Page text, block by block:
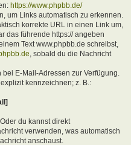
https://www.phpbb.de/
um Links automatisch zu erkennen.
korrekte URL in einen Link um,
das führende https:// angeben
Text www.phpbb.de schreibst,
, sobald du die Nachricht
E-Mail-Adressen zur Verfügung.
kennzeichnen; z. B.:
du kannst direkt
verwenden, was automatisch
anschaust.